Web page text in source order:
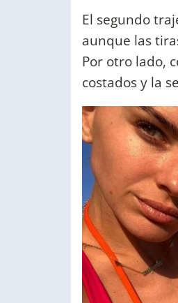
El segundo
aunque las
Por otro lado,
costados y la